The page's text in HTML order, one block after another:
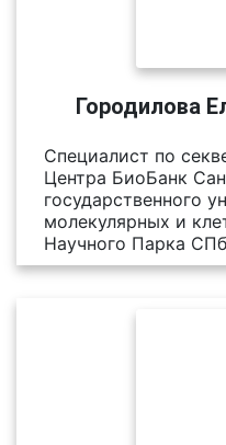
Городилова
Специалист по
Центра БиоБанк
государственного
молекулярных и
Научного Парка